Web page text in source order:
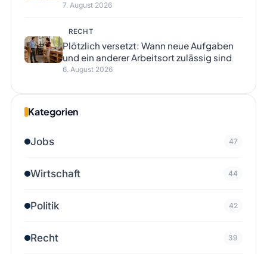
7. August 2026
RECHT
Plötzlich versetzt: Wann neue Aufgaben
und ein anderer Arbeitsort zulässig sind
6. August 2026
Kategorien
Jobs 47
Wirtschaft 44
Politik 42
Recht 39